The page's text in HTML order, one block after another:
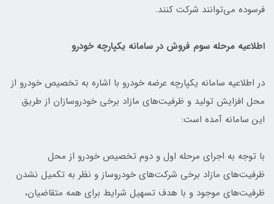
فرسوده می‌توانند شرکت کنند.
اطلاعیه مرحله سوم فروش در سامانه یکپارچه خودرو
در اطلاعیه سامانه یکپارچه عرضه خودرو با اشاره به تخصیص خودرو از
محل افزایش تولید و ظرفیت‌های مازاد برخی خودروسازان از طریق
این سامانه آمده است:
با توجه به اجرای مرحله اول و دوم تخصیص خودرو از محل
ظرفیت‌های مازاد برخی شرکت‌های خودروساز و نظر به تکمیل نشدن
ظرفیت‌های موجود و با هدف تسهیل شرایط برای همه متقاضیان،